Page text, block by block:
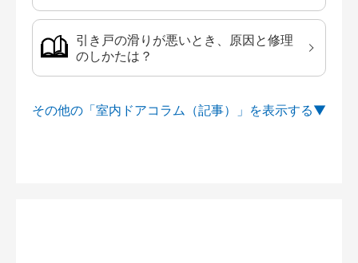
引き戸の滑りが悪いとき、原因と修理
のしかたは？
その他の「室内ドアコラム（記事）」を